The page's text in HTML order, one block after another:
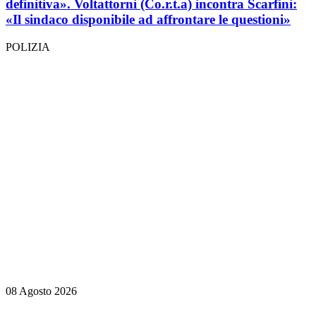
definitiva». Voltattorni (Co.r.t.a) incontra Scarfini:
«Il sindaco disponibile ad affrontare le questioni»
POLIZIA
08 Agosto 2026